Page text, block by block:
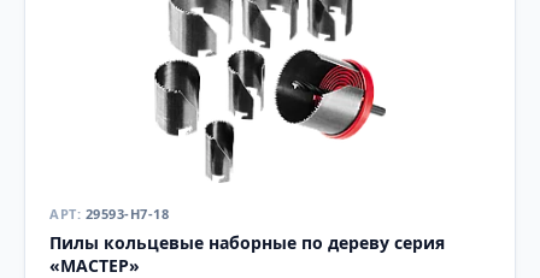
29593-H7-18
Пилы кольцевые наборные по дереву серия
«МАСТЕР»